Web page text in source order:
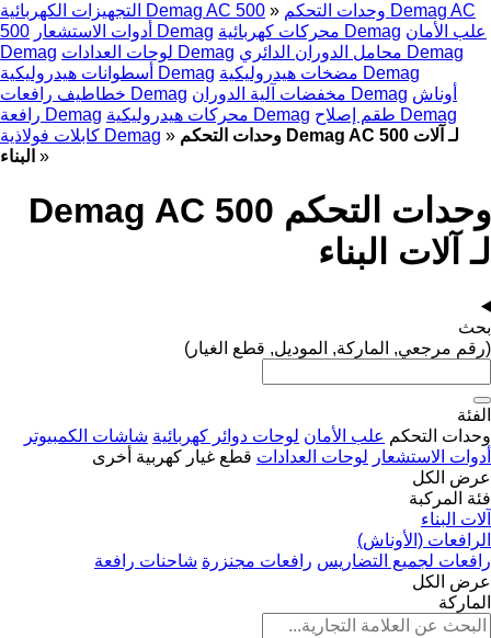
التجهيزات الكهربائية Demag AC 500 » وحدات التحكم Demag AC
500
أدوات الاستشعار Demag محركات كهربائية Demag علب الأمان
Demag
لوحات العدادات Demag
محامل الدوران الدائري Demag
أسطوانات هيدروليكية Demag
مضخات هيدروليكية Demag
خطاطيف رافعات Demag
مخفضات آلية الدوران Demag أوناش
رافعة Demag
محركات هيدروليكية Demag
طقم إصلاح Demag
كابلات فولاذية Demag » وحدات التحكم Demag AC 500 لـ آلات
البناء »
وحدات التحكم Demag AC 500
لـ آلات البناء
بحث
(رقم مرجعي, الماركة, الموديل, قطع الغيار)
الفئة
وحدات التحكم علب الأمان لوحات دوائر كهربائية شاشات الكمبيوتر
أدوات الاستشعار لوحات العدادات قطع غيار كهربية أخرى
عرض الكل
فئة المركبة
آلات البناء
الرافعات (الأوناش)
رافعات لجميع التضاريس رافعات مجنزرة شاحنات رافعة
عرض الكل
الماركة